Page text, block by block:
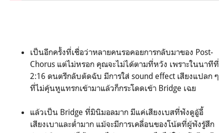
เป็นอีกครั้งที่เชื่อว่าหลายคนรอคอยการกลับมาของ Post-
Chorus แต่ไม่หรอก คุณจะไม่ได้ตามที่หวัง เพราะในนาทีที่
2:16 ดนตรีกลับตัดฉับ มีการใส่ sound effect เสียงแปลก ๆ
ที่ไม่คุ้นหูแทรกเข้ามาแล้วก็กระโดดเข้า Bridge เฉย
แล้วเป็น Bridge ที่มินิมอลมาก มีแค่เสียงเบสที่ฟังดูอู้อี้
เสียงเบาและต่ำมาก แม้จะมีการเคลื่อนของโน้ตที่ผู้ฟังรู้สึก